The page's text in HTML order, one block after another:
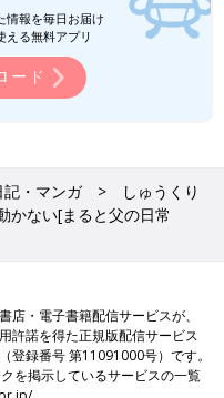
情報を毎日お届け
える無料アプリ
ード
記・マンガ
しゅうくり
かない[まると父の日常
店・電子書籍配信サービスが、
許諾を得た正規版配信サービス
登録番号 第11091000号）です。
を掲示しているサービスの一覧